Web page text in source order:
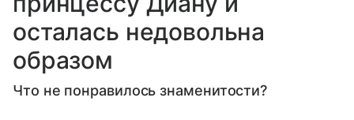
осталась недовольна
образом
Что не понравилось знаменитости?